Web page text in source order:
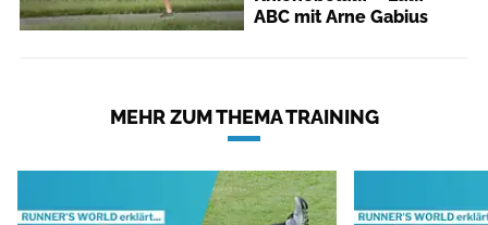
ABC mit Arne Gabius
MEHR ZUM THEMA TRAINING